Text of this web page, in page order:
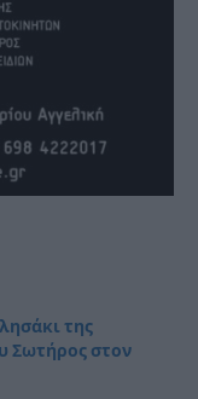
της
Σωτήρος στον